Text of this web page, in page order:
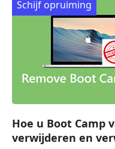
Schijf opruiming
Hoe u Boot Camp
verwijderen en